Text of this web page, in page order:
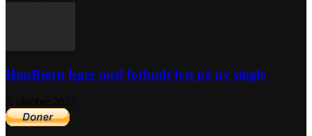
HunBjørn leger med forbudt lyst på ny single